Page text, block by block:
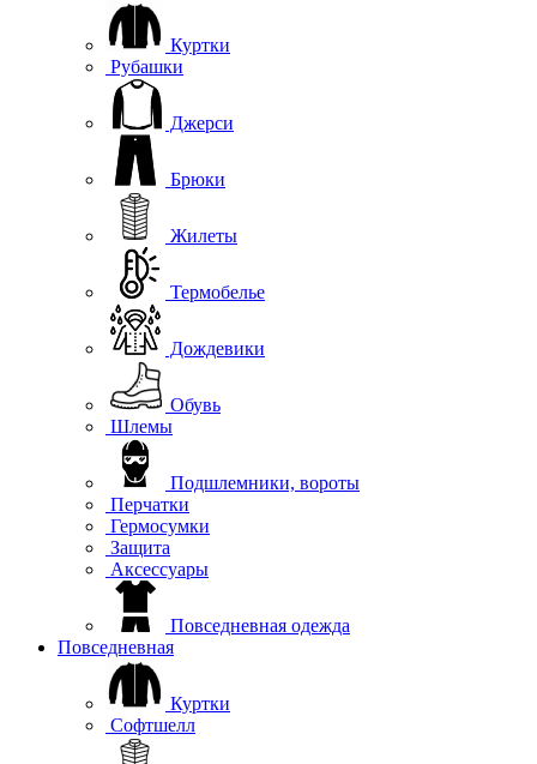
Куртки
Рубашки
Джерси
Брюки
Жилеты
Термобелье
Дождевики
Обувь
Шлемы
Подшлемники, вороты
Перчатки
Гермосумки
Защита
Аксессуары
Повседневная одежда
Повседневная
Куртки
Софтшелл